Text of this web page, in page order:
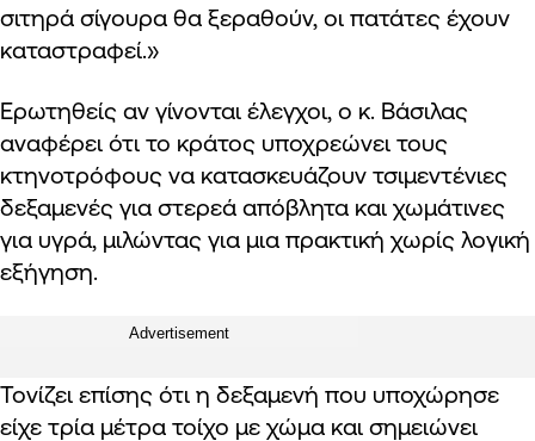
σιτηρά σίγουρα θα ξεραθούν, οι πατάτες έχουν
καταστραφεί.»
Ερωτηθείς αν γίνονται έλεγχοι, ο κ. Βάσιλας
αναφέρει ότι το κράτος υποχρεώνει τους
κτηνοτρόφους να κατασκευάζουν τσιμεντένιες
δεξαμενές για στερεά απόβλητα και χωμάτινες
για υγρά, μιλώντας για μια πρακτική χωρίς λογική
εξήγηση.
Advertisement
Τονίζει επίσης ότι η δεξαμενή που υποχώρησε
είχε τρία μέτρα τοίχο με χώμα και σημειώνει